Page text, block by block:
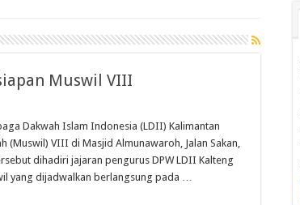
Muswil VIII
Dakwah Islam Indonesia (LDII) Kalimantan
VIII di Masjid Almunawaroh, Jalan Sakan,
dihadiri jajaran pengurus DPW LDII Kalteng
yang dijadwalkan berlangsung pada …